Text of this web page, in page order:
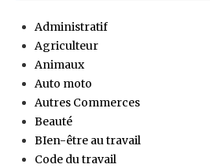
Administratif
Agriculteur
Animaux
Auto moto
Autres Commerces
Beauté
BIen-être au travail
Code du travail